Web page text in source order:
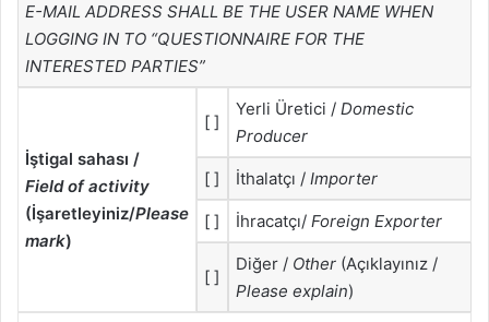
E-MAIL ADDRESS SHALL BE THE USER NAME WHEN
LOGGING IN TO “QUESTIONNAIRE FOR THE
INTERESTED PARTIES”
İştigal sahası /
Field of activity
(İşaretleyiniz/Please
mark)
[ ]
Yerli Üretici / Domestic
Producer
[ ] İthalatçı / Importer
[ ] İhracatçı/ Foreign Exporter
[ ]
Diğer / Other (Açıklayınız /
Please explain)